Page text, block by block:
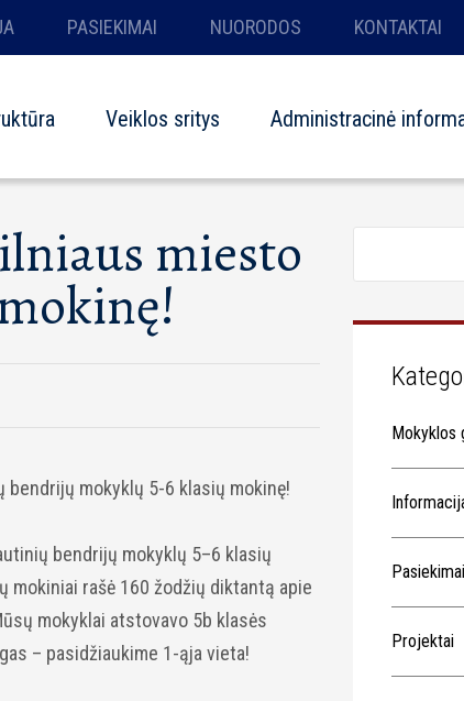
PASIEKIMAI NUORODOS KONTAKTAI
Veiklos sritys Administracinė
miesto
mokyklų 5-6 klasių mokinę!
bendrijų mokyklų 5–6 klasių
mokiniai rašė 160 žodžių diktantą apie
mokyklai atstovavo 5b klasės
– pasidžiaukime 1-ąja vieta!
Mokyklos
Pasiekimai
Projektai